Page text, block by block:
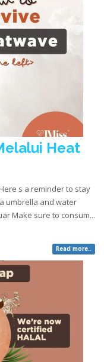
Heat
s a reminder to stay
umbrella and water
Make sure to consum...
Read more..